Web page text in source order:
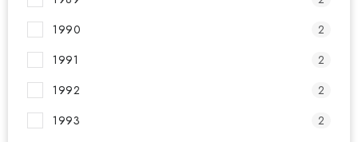
CESTOVNÍ ZAVAZADLA
DÁRKOVÉ POUKAZY
Kontakty
1990
2
1991
2
1992
2
1993
2